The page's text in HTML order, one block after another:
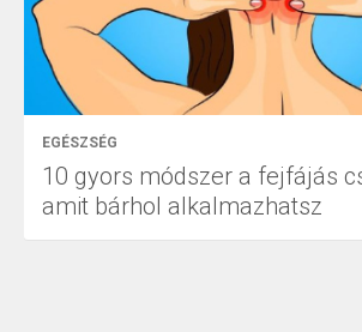
EGÉSZSÉG
10 gyors módszer a fejfájás
amit bárhol alkalmazhatsz